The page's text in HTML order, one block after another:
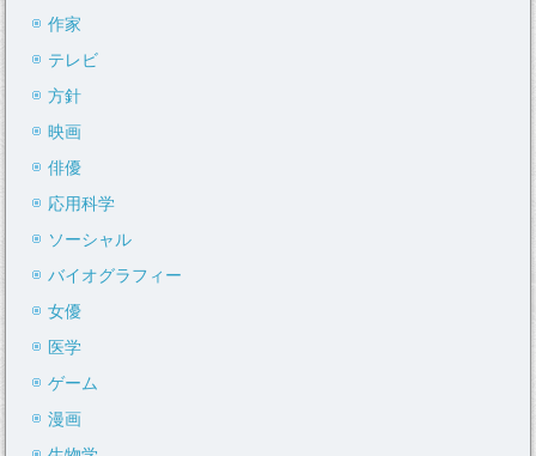
作家
テレビ
方針
映画
俳優
応用科学
ソーシャル
バイオグラフィー
女優
医学
ゲーム
漫画